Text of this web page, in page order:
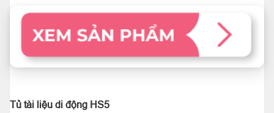
Tủ tài liệu di động HS5